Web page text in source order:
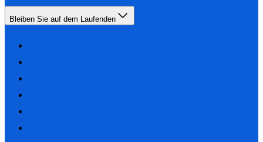
Bleiben Sie auf dem Laufenden